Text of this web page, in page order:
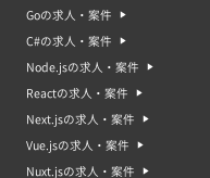
Goの求人・案件
C#の求人・案件
Node.jsの求人・案件
Reactの求人・案件
Next.jsの求人・案件
Vue.jsの求人・案件
Nuxt.jsの求人・案件